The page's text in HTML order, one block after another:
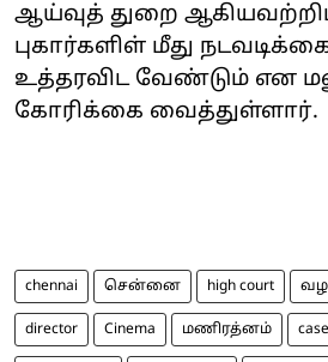
ஆய்வுத் துறை
புகார்களிள் மீது நடவடிக்கை
உத்தரவிட வேண்டும் என
கோரிக்கை வைத்துள்ளார்.
chennai சென்னை high court
director Cinema மணிரத்னம் case